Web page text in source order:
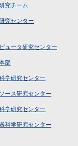
究チーム
究センター
ュータ研究センター
部
学研究センター
ース研究センター
学研究センター
科学研究センター